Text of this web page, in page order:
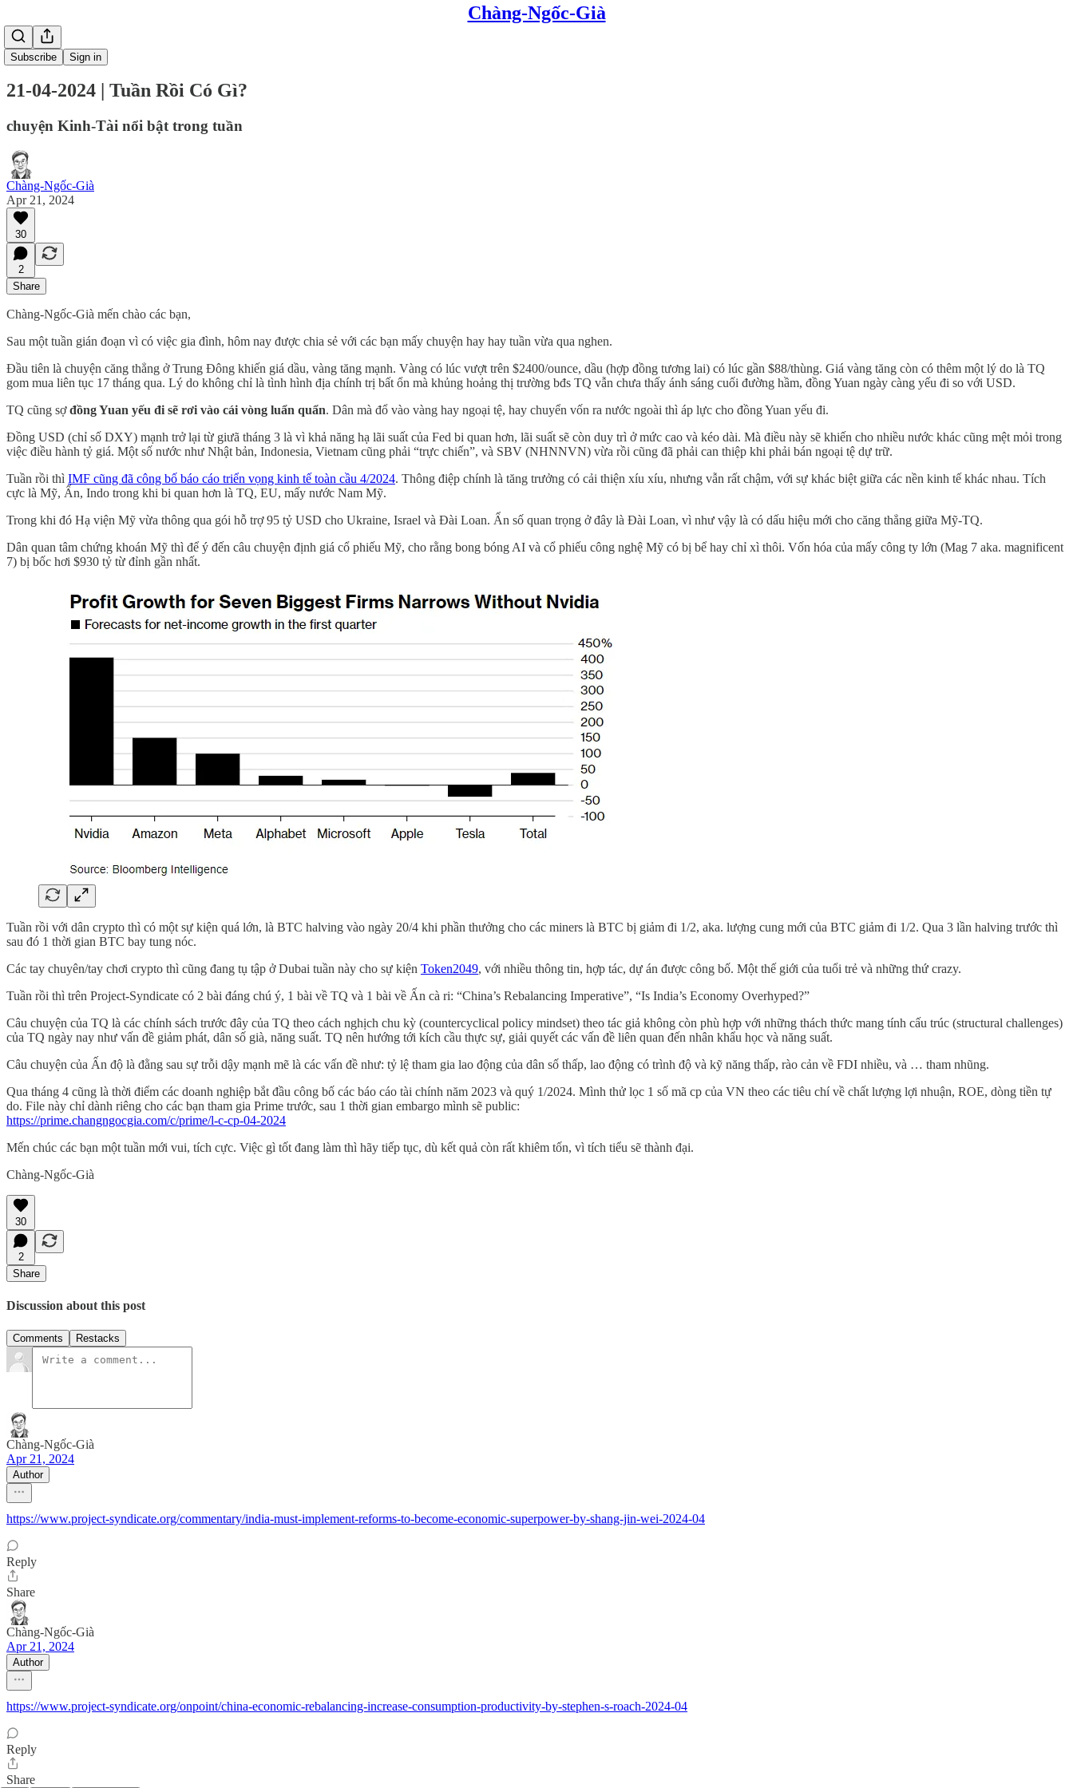
Chàng-Ngốc-Già
Subscribe Sign in
21-04-2024 | Tuần Rồi Có Gì?
chuyện Kinh-Tài nổi bật trong tuần
Chàng-Ngốc-Già
Apr 21, 2024
30
2
Share
Chàng-Ngốc-Già mến chào các bạn,
Sau một tuần gián đoạn vì có việc gia đình, hôm nay được chia sẻ với các bạn mấy chuyện hay hay tuần vừa qua nghen.
Đầu tiên là chuyện căng thẳng ở Trung Đông khiến giá dầu, vàng tăng mạnh. Vàng có lúc vượt trên $2400/ounce, dầu (hợp đồng tương lai) có lúc gần $88/thùng. Giá vàng tăng còn có thêm một lý do là TQ
gom mua liên tục 17 tháng qua. Lý do không chỉ là tình hình địa chính trị bất ổn mà khủng hoảng thị trường bđs TQ vẫn chưa thấy ánh sáng cuối đường hầm, đồng Yuan ngày càng yếu đi so với USD.
TQ cũng sợđồng Yuan yếu đi sẽ rơi vào cái vòng luẩn quẩn. Dân mà đổ vào vàng hay ngoại tệ, hay chuyển vốn ra nước ngoài thì áp lực cho đồng Yuan yếu đi.
Đồng USD (chỉ số DXY) mạnh trở lại từ giưã tháng 3 là vì khả năng hạ lãi suất của Fed bi quan hơn, lãi suất sẽ còn duy trì ở mức cao và kéo dài. Mà điều này sẽ khiến cho nhiều nước khác cũng mệt mỏi trong
việc điều hành tỷ giá. Một số nước như Nhật bản, Indonesia, Vietnam cũng phải “trực chiến”, và SBV (NHNNVN) vừa rồi cũng đã phải can thiệp khi phải bán ngoại tệ dự trữ.
Tuần rồi thì IMF cũng đã công bố báo cáo triển vọng kinh tế toàn cầu 4/2024. Thông điệp chính là tăng trưởng có cải thiện xíu xíu, nhưng vẫn rất chậm, với sự khác biệt giữa các nền kinh tế khác nhau. Tích
cực là Mỹ, Ấn, Indo trong khi bi quan hơn là TQ, EU, mấy nước Nam Mỹ.
Trong khi đó Hạ viện Mỹ vừa thông qua gói hỗ trợ 95 tỷ USD cho Ukraine, Israel và Đài Loan. Ẩn số quan trọng ở đây là Đài Loan, vì như vậy là có dấu hiệu mới cho căng thẳng giữa Mỹ-TQ.
Dân quan tâm chứng khoán Mỹ thì để ý đến câu chuyện định giá cổ phiếu Mỹ, cho rằng bong bóng AI và cổ phiếu công nghệ Mỹ có bị bể hay chỉ xì thôi. Vốn hóa của mấy công ty lớn (Mag 7 aka. magnificent
7) bị bốc hơi $930 tỷ từ đỉnh gần nhất.
Tuần rồi với dân crypto thì có một sự kiện quá lớn, là BTC halving vào ngày 20/4 khi phần thưởng cho các miners là BTC bị giảm đi 1/2, aka. lượng cung mới của BTC giảm đi 1/2. Qua 3 lần halving trước thì
sau đó 1 thời gian BTC bay tung nóc.
Các tay chuyên/tay chơi crypto thì cũng đang tụ tập ở Dubai tuần này cho sự kiện Token2049, với nhiều thông tin, hợp tác, dự án được công bố. Một thế giới của tuổi trẻ và những thứ crazy.
Tuần rồi thì trên Project-Syndicate có 2 bài đáng chú ý, 1 bài về TQ và 1 bài về Ấn cà ri: “China’s Rebalancing Imperative”, “Is India’s Economy Overhyped?”
Câu chuyện của TQ là các chính sách trước đây của TQ theo cách nghịch chu kỳ (countercyclical policy mindset) theo tác giả không còn phù hợp với những thách thức mang tính cấu trúc (structural challenges)
của TQ ngày nay như vấn đề giảm phát, dân số già, năng suất. TQ nên hướng tới kích cầu thực sự, giải quyết các vấn đề liên quan đến nhân khẩu học và năng suất.
Câu chuyện của Ấn độ là đằng sau sự trỗi dậy mạnh mẽ là các vấn đề như: tỷ lệ tham gia lao động của dân số thấp, lao động có trình độ và kỹ năng thấp, rào cản về FDI nhiều, và … tham nhũng.
Qua tháng 4 cũng là thời điểm các doanh nghiệp bắt đầu công bố các báo cáo tài chính năm 2023 và quý 1/2024. Mình thử lọc 1 số mã cp của VN theo các tiêu chí về chất lượng lợi nhuận, ROE, dòng tiền tự
do. File này chỉ dành riêng cho các bạn tham gia Prime trước, sau 1 thời gian embargo mình sẽ public:
https://prime.changngocgia.com/c/prime/l-c-cp-04-2024
Mến chúc các bạn một tuần mới vui, tích cực. Việc gì tốt đang làm thì hãy tiếp tục, dù kết quả còn rất khiêm tốn, vì tích tiểu sẽ thành đại.
Chàng-Ngốc-Già
30
2
Share
Discussion about this post
Comments Restacks
Chàng-Ngốc-Già
Apr 21, 2024
Author
https://www.project-syndicate.org/commentary/india-must-implement-reforms-to-become-economic-superpower-by-shang-jin-wei-2024-04
Reply
Share
Chàng-Ngốc-Già
Apr 21, 2024
Author
https://www.project-syndicate.org/onpoint/china-economic-rebalancing-increase-consumption-productivity-by-stephen-s-roach-2024-04
Reply
Share